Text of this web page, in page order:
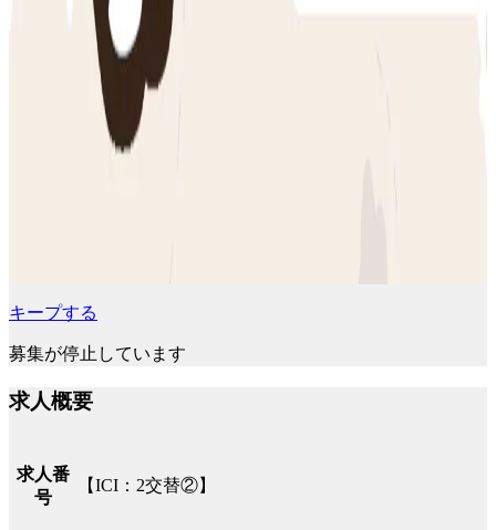
キープする
募集が停止しています
求人概要
求人番
号
【ICI：2交替②】